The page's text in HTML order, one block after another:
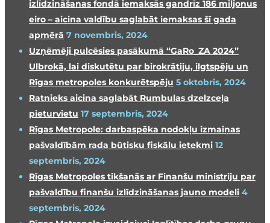
izlīdzināšanas fondā iemaksās gandrīz 186 miljonus
eiro – aicina valdību saglabāt iemaksas šī gada
apmērā 7 novembris, 2024
Uzņēmēji pulcēsies pasākumā “GaRo_ZA 2024”
Ulbrokā, lai diskutētu par birokrātiju, ilgtspēju un
Rīgas metropoles konkurētspēju 5 oktobris, 2024
Ratnieks aicina saglabāt Rumbulas dzelzceļa
pieturvietu 17 septembris, 2024
Rīgas Metropole: darbaspēka nodokļu izmaiņas
pašvaldībām rada būtisku fiskālu ietekmi 12
septembris, 2024
Rīgas Metropoles tikšanās ar Finanšu ministriju par
pašvaldību finanšu izlīdzināšanas jauno modeli 4
septembris, 2024